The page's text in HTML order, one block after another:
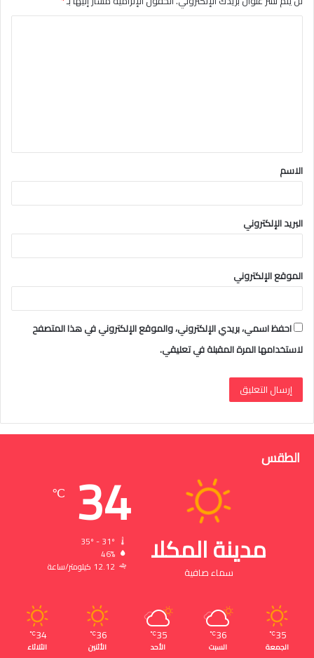
ق
*
الاسم
البريد الإلكتروني
الموقع الإلكتروني
احفظ اسمي، بريدي الإلكتروني، والموقع الإلكتروني في هذا المتصفح
لاستخدامها المرة المقبلة في تعليقي.
الطقس
مدينة المكلا
سماء صافية
34
℃
46%
12.12 كيلومتر/ساعة
35
℃
الجمعة
36
℃
السبت
35
℃
الأحد
36
℃
الأثنين
34
℃
الثلاثاء